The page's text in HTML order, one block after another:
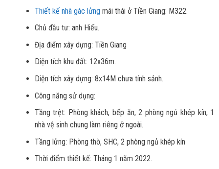
Thiết kế nhà gác lửng mái thái ở Tiền Giang: M322.
Chủ đầu tư: anh Hiếu.
Địa điểm xây dựng: Tiền Giang
Diện tích khu đất: 12x36m.
Diện tích xây dựng: 8x14M chưa tính sảnh.
Công năng sử dụng:
Tầng trệt: Phòng khách, bếp ăn, 2 phòng ngủ khép kín, 1
nhà vệ sinh chung làm riêng ở ngoài.
Tầng lửng: Phòng thờ, SHC, 2 phòng ngủ khép kín
Thời điểm thiết kế: Tháng 1 năm 2022.